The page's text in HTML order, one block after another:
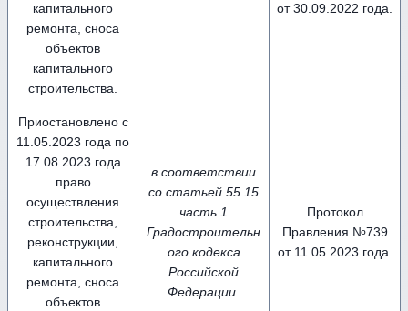
капитального
ремонта, сноса
объектов
капитального
строительства.
от 30.09.2022 года.
Приостановлено с
11.05.2023 года по
17.08.2023 года
право
осуществления
строительства,
реконструкции,
капитального
ремонта, сноса
объектов
в соответствии
со статьей 55.15
часть 1
Градостроительн
ого кодекса
Российской
Федерации.
Протокол
Правления №739
от 11.05.2023 года.